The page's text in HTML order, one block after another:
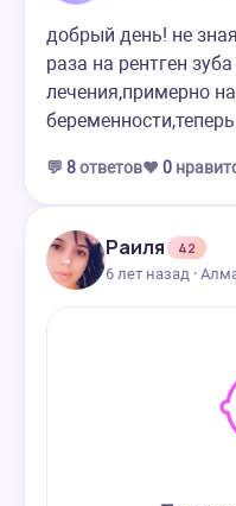
добрый день! не
раза на рентген
лечения,примерно
💬 8ответов❤️ 0
Раиля
42
6 лет назад ·